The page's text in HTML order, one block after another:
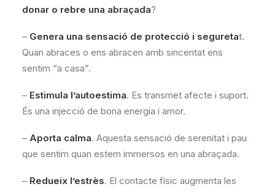
donar o rebre una abraçada?
– Genera una sensació de protecció i seguretat.
Quan abraces o ens abracen amb sinceritat ens
sentim “a casa”.
– Estimula l’autoestima. Es transmet afecte i suport.
És una injecció de bona energia i amor.
– Aporta calma. Aquesta sensació de serenitat i pau
que sentim quan estem immersos en una abraçada.
– Redueix l’estrès. El contacte físic augmenta les